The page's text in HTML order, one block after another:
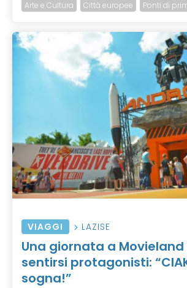
Arte e Cultura Città europee Ponti di
VIAGGI LAZISE
Una giornata a Movieland
sentirsi protagonisti:
sogna!”